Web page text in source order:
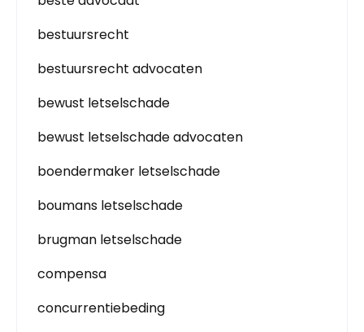
bestuursrecht
bestuursrecht advocaten
bewust letselschade
bewust letselschade advocaten
boendermaker letselschade
boumans letselschade
brugman letselschade
compensa
concurrentiebeding